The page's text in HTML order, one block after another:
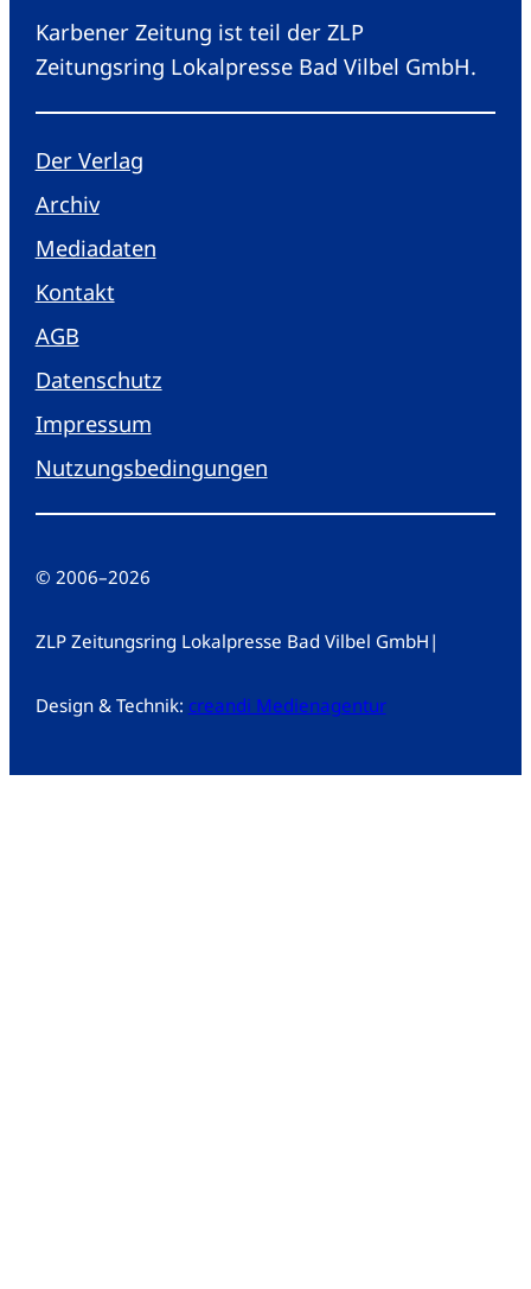
Karbener Zeitung ist teil der ZLP
Zeitungsring Lokalpresse Bad Vilbel GmbH.
Der Verlag
Archiv
Mediadaten
Kontakt
AGB
Datenschutz
Impressum
Nutzungsbedingungen
© 2006–2026
ZLP Zeitungsring Lokalpresse Bad Vilbel GmbH |
Design & Technik: creandi Medienagentur